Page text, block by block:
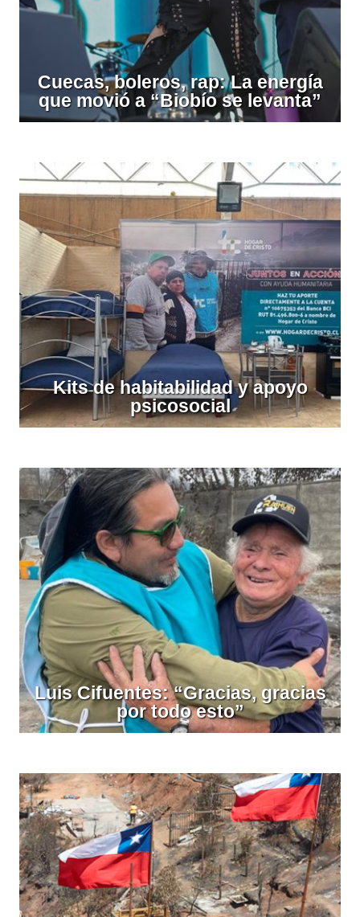
Cuecas, boleros, rap: La energía
que movió a “Biobío se levanta”
Kits de habitabilidad y apoyo
psicosocial
Luis Cifuentes: “Gracias, gracias
por todo esto”